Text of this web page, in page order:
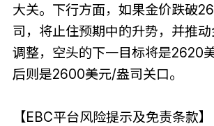
大关。下行方面，如果金价跌破
司，将止住预期中的升势，并推
调整，空头的下一目标将是2620
后则是2600美元/盎司关口。
【EBC平台风险提示及免责条款